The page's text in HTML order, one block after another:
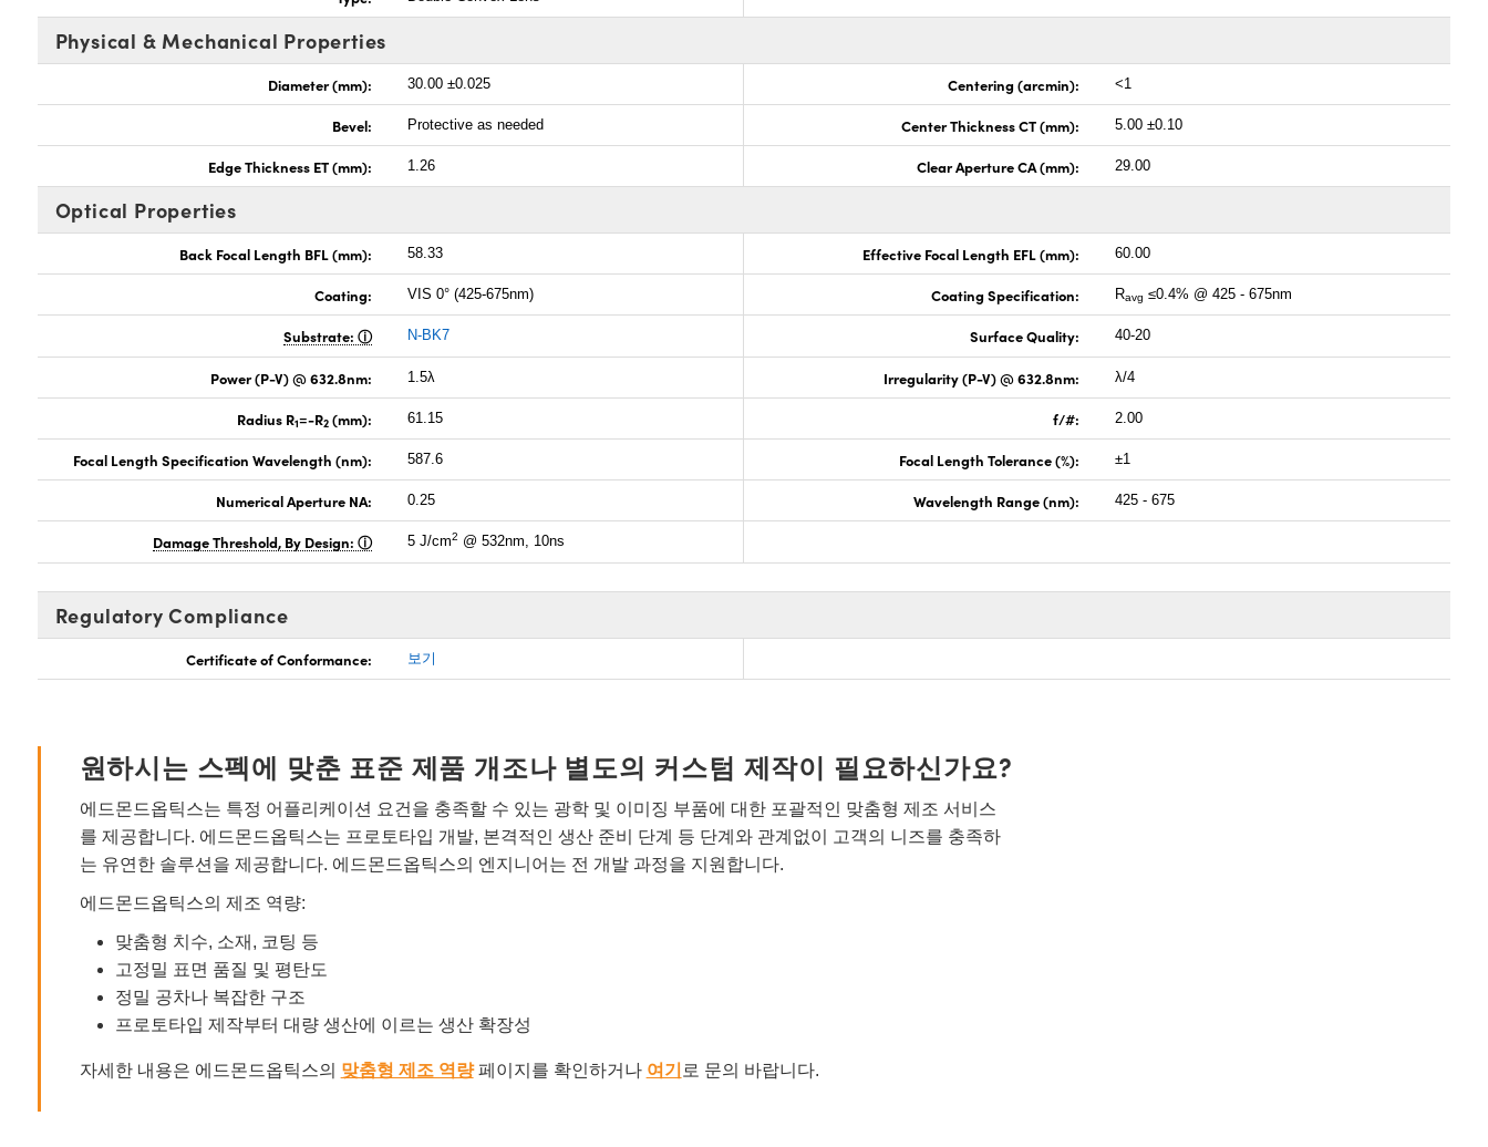
Physical & Mechanical Properties
Diameter (mm): 30.00 ±0.025 Centering (arcmin): <1
Bevel: Protective as needed Center Thickness CT (mm): 5.00 ±0.10
Edge Thickness ET (mm): 1.26 Clear Aperture CA (mm): 29.00
Optical Properties
Back Focal Length BFL (mm): 58.33 Effective Focal Length EFL (mm): 60.00
Coating: VIS 0° (425-675nm) Coating Specification: Ravg ≤0.4% @ 425 - 675nm
Substrate: N-BK7 Surface Quality: 40-20
Power (P-V) @ 632.8nm: 1.5λ Irregularity (P-V) @ 632.8nm: λ/4
Radius R1=-R2 (mm): 61.15 f/#: 2.00
Focal Length Specification Wavelength (nm): 587.6 Focal Length Tolerance (%): ±1
Numerical Aperture NA: 0.25 Wavelength Range (nm): 425 - 675
Damage Threshold, By Design: 5 J/cm2 @ 532nm, 10ns
Regulatory Compliance
Certificate of Conformance: 보기
원하시는 스펙에 맞춘 표준 제품 개조나 별도의 커스텀 제작이 필요하신가요?
에드몬드옵틱스는 특정 어플리케이션 요건을 충족할 수 있는 광학 및 이미징 부품에 대한 포괄적인 맞춤형 제조 서비스
를 제공합니다. 에드몬드옵틱스는 프로토타입 개발, 본격적인 생산 준비 단계 등 단계와 관계없이 고객의 니즈를 충족하
는 유연한 솔루션을 제공합니다. 에드몬드옵틱스의 엔지니어는 전 개발 과정을 지원합니다.
에드몬드옵틱스의 제조 역량:
맞춤형 치수, 소재, 코팅 등
고정밀 표면 품질 및 평탄도
정밀 공차나 복잡한 구조
프로토타입 제작부터 대량 생산에 이르는 생산 확장성
자세한 내용은 에드몬드옵틱스의 맞춤형 제조 역량페이지를 확인하거나 여기 로 문의 바랍니다.